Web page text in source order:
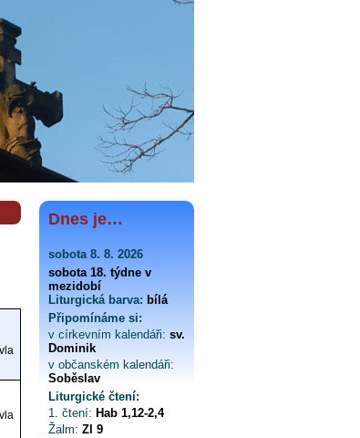
Dnes je…
sobota 8. 8. 2026
sobota 18. týdne v
mezidobí
Liturgická barva: bílá
Připomínáme si:
v církevním kalendáři: sv.
Dominik
v občanském kalendáři:
Soběslav
Liturgické čtení:
1. čtení: Hab 1,12-2,4
Žalm: Zl 9